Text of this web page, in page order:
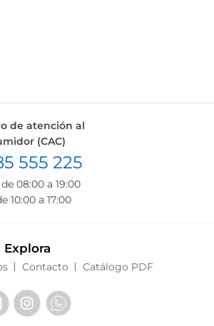
de atención al
(CAC)
555 225
08:00 a 19:00
10:00 a 17:00
Explora
Contacto Catálogo PDF